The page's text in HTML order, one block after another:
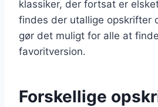
klassiker, der fortsat er
findes der utallige opskrifter
gør det muligt for alle at
favoritversion.
Forskellige